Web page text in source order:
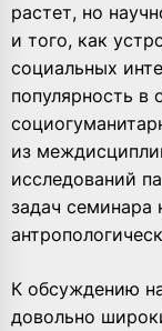
растет, но
и того, как
социальных
популярность в
из
исследований
задач семинара
К обсуждению
довольно